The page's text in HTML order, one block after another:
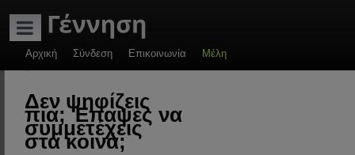
Αρχική Σύνδεση Επικοινωνία Μέλη
Γέννηση: Πολιτικές
συζητήσεις &
πρακτικές λύσεις.
ADVERTISEMENT
-
Δεν ψηφίζεις
πια; Έπαψες να
συμμετέχεις
στα κοινά;